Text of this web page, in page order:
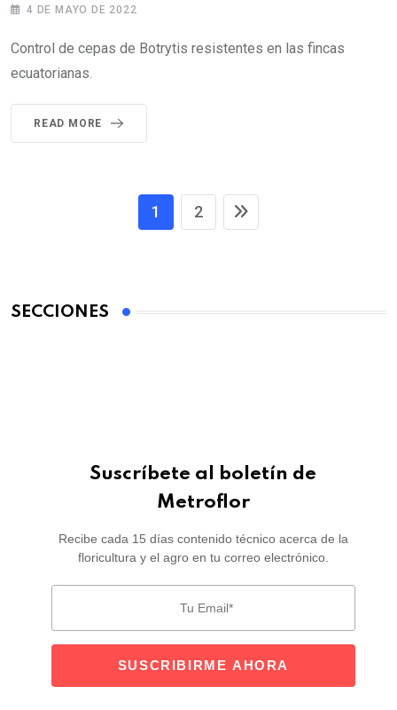
4 DE MAYO DE 2022
Control de cepas de Botrytis resistentes en las fincas
ecuatorianas.
READ MORE
1 2
SECCIONES
Suscríbete al boletín de
Metroflor
Recibe cada 15 días contenido técnico acerca de la
floricultura y el agro en tu correo electrónico.